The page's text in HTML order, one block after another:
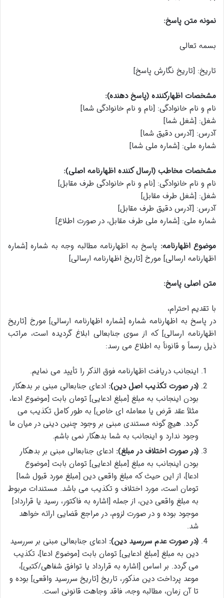
نمونه متن پاسخ:
بسمه تعالی
تاریخ: [تاریخ نگارش پاسخ]
مشخصات اظهارکننده (پاسخ دهنده):
نام و نام خانوادگی: [نام و نام خانوادگی شما]
شغل: [شغل شما]
آدرس: [آدرس دقیق شما]
شماره ملی: [شماره ملی شما]
مشخصات مخاطب (ارسال کننده اظهارنامه اصلی):
نام و نام خانوادگی: [نام و نام خانوادگی طرف مقابل]
شغل: [شغل طرف مقابل]
آدرس: [آدرس دقیق طرف مقابل]
شماره ملی: [شماره ملی طرف مقابل، در صورت اطلاع]
موضوع اظهارنامه: پاسخ به اظهارنامه مطالبه وجه به شماره [شماره
اظهارنامه ارسالی] مورخ [تاریخ اظهارنامه ارسالی]
متن اصلی پاسخ:
با تقدیم احترام،
در پاسخ به اظهارنامه شماره [شماره اظهارنامه ارسالی] مورخ [تاریخ
اظهارنامه ارسالی] که از سوی جنابعالی ابلاغ گردیده است، مراتب
ذیل رسماً و قانوناً به اطلاع می رسد:
اینجانب دریافت اظهارنامه فوق الذکر را تأیید می نمایم.
(در صورت تکذیب اصل دین): ادعای جنابعالی مبنی بر بدهکار
بودن اینجانب به مبلغ [مبلغ ادعایی] تومان بابت [موضوع ادعا،
مثلاً عقد قرض یا معامله ای خاص] به طور کامل تکذیب می
گردد. هیچ گونه مستندی مبنی بر وجود چنین دینی در میان ما
وجود ندارد و اینجانب به شما بدهکار نمی باشم.
(در صورت اختلاف در مبلغ): ادعای جنابعالی مبنی بر بدهکار
بودن اینجانب به مبلغ [مبلغ ادعایی] تومان بابت [موضوع
ادعا]، از این حیث که مبلغ واقعی دین [مبلغ مورد قبول شما]
تومان است، مورد اختلاف و تکذیب می باشد. مستندات مربوط
به مبلغ واقعی دین، از جمله [اشاره به فاکتور، رسید یا قرارداد]
موجود بوده و در صورت لزوم، در مراجع قضایی ارائه خواهد
شد.
(در صورت عدم سررسید دین): ادعای جنابعالی مبنی بر سررسید
دین به مبلغ [مبلغ ادعایی] تومان بابت [موضوع ادعا]، تکذیب
می گردد. بر اساس [اشاره به قرارداد یا توافق شفاهی/کتبی]،
موعد پرداخت دین مذکور، تاریخ [تاریخ سررسید واقعی] بوده و
تا آن زمان، مطالبه وجه، فاقد وجاهت قانونی است.